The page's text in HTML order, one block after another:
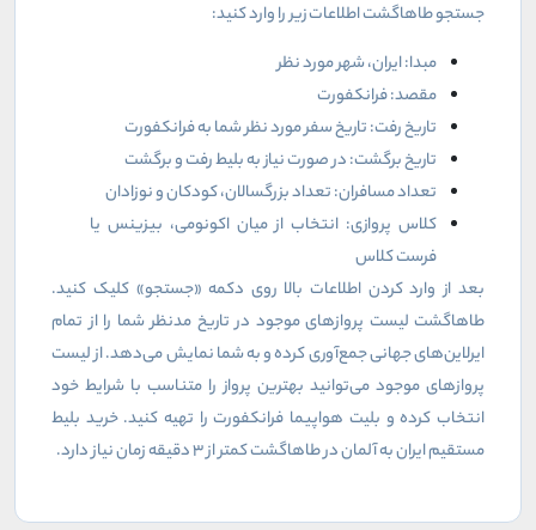
جستجو طاهاگشت اطلاعات زیر را وارد کنید:
مبدا: ایران، شهر مورد نظر
مقصد: فرانکفورت
تاریخ رفت: تاریخ سفر مورد نظر شما به فرانکفورت
تاریخ برگشت: در صورت نیاز به بلیط رفت و برگشت
تعداد مسافران: تعداد بزرگسالان، کودکان و نوزادان
کلاس پروازی: انتخاب از میان اکونومی، بیزینس یا
فرست کلاس
بعد از وارد کردن اطلاعات بالا روی دکمه «جستجو» کلیک کنید.
طاهاگشت لیست پروازهای موجود در تاریخ مدنظر شما را از تمام
ایرلاین‌های جهانی جمع‌آوری کرده و به شما نمایش می‌دهد. از لیست
پروازهای موجود می‌توانید بهترین پرواز را متناسب با شرایط خود
انتخاب کرده و بلیت هواپیما فرانکفورت را تهیه کنید. خرید بلیط
مستقیم ایران به آلمان در طاهاگشت کمتر از 3 دقیقه زمان نیاز دارد.